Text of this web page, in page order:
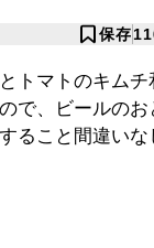
保存
トマトのキム
で、ビールのお
ること間違いな